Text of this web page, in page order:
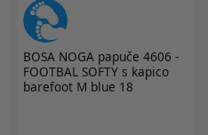
BOSA NOGA papuče 4606 -
FOOTBAL SOFTY s kapico
barefoot M blue 18